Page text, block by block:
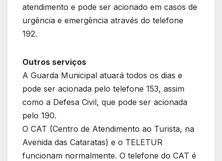
atendimento e pode ser acionado em casos de
urgência e emergência através do telefone
192.
Outros serviços
A Guarda Municipal atuará todos os dias e
pode ser acionada pelo telefone 153, assim
como a Defesa Civil, que pode ser acionada
pelo 190.
O CAT (Centro de Atendimento ao Turista, na
Avenida das Cataratas) e o TELETUR
funcionam normalmente. O telefone do CAT é